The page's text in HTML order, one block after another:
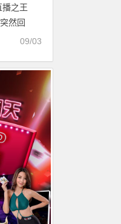
播之王
然回
异常生疏
09/03